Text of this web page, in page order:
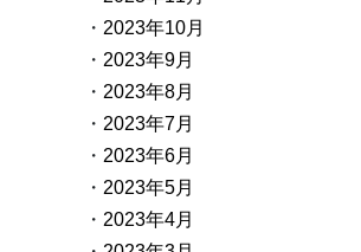
2023年10月
2023年9月
2023年8月
2023年7月
2023年6月
2023年5月
2023年4月